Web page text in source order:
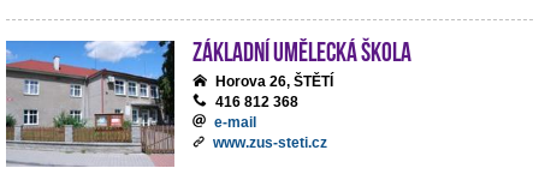
Základní umělecká škola
Horova 26, ŠTĚTÍ
416 812 368
e-mail
www.zus-steti.cz